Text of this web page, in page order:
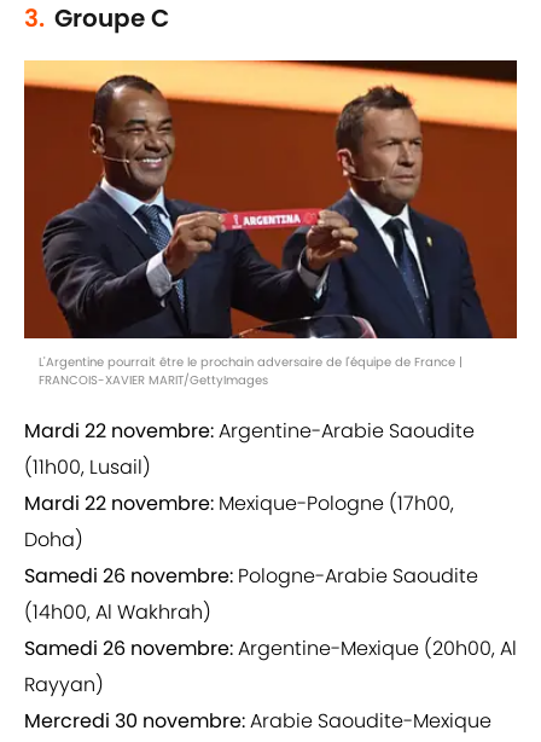
3. Groupe C
L'Argentine pourrait être le prochain adversaire de l'équipe de France |
FRANCOIS-XAVIER MARIT/GettyImages
Mardi 22 novembre:Argentine-Arabie Saoudite
(11h00, Lusail)
Mardi 22 novembre: Mexique-Pologne (17h00,
Doha)
Samedi 26 novembre: Pologne-Arabie Saoudite
(14h00, Al Wakhrah)
Samedi 26 novembre:Argentine-Mexique (20h00, Al
Rayyan)
Mercredi 30 novembre:Arabie Saoudite-Mexique